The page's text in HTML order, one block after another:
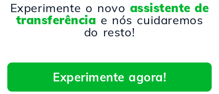
Experimente o novo assistente de
transferência e nós cuidaremos
do resto!
Experimente agora!